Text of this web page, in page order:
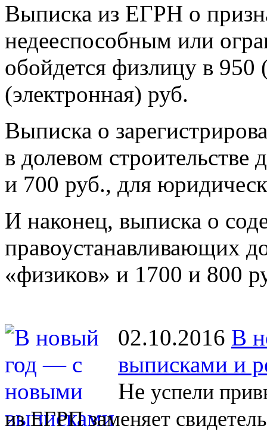
Выписка из ЕГРН о
недееспособным или
обойдется физлицу в
(электронная) руб.
Выписка о
в долевом
и 700 руб., для
И наконец, выписка о
правоустанавливающих
«физиков» и 1700 и 800
02.10.2016 В
выписками и
Не успели
из ЕГРП заменяет